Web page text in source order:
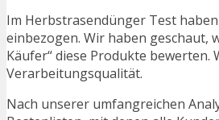
Im Herbstrasendünger Test
einbezogen. Wir haben geschaut,
Käufer“ diese Produkte bewerten.
Verarbeitungsqualität.
Nach unserer umfangreichen